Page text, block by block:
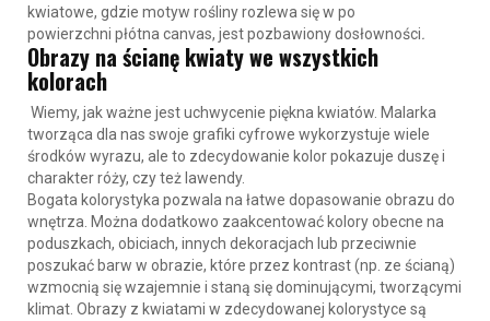
kwiatowe, gdzie motyw roślinyrozlewa się w po
powierzchni płótna canvas, jest pozbawiony dosłowności.
Obrazy na ścianę kwiaty we wszystkich
kolorach
Wiemy, jak ważne jest uchwycenie piękna kwiatów. Malarka
tworząca dla nas swoje grafiki cyfrowe wykorzystuje wiele
środków wyrazu, ale to zdecydowanie kolor pokazuje duszę i
charakter róży, czy też lawendy.
Bogata kolorystyka pozwala na łatwe dopasowanie obrazu do
wnętrza. Można dodatkowo zaakcentować kolory obecne na
poduszkach, obiciach, innych dekoracjach lub przeciwnie
poszukać barw w obrazie, które przez kontrast (np. ze ścianą)
wzmocnią się wzajemnie i staną się dominującymi, tworzącymi
klimat. Obrazy z kwiatami w zdecydowanej kolorystyce są